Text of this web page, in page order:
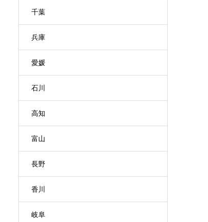
千葉
兵庫
愛媛
石川
高知
富山
長野
香川
岐阜